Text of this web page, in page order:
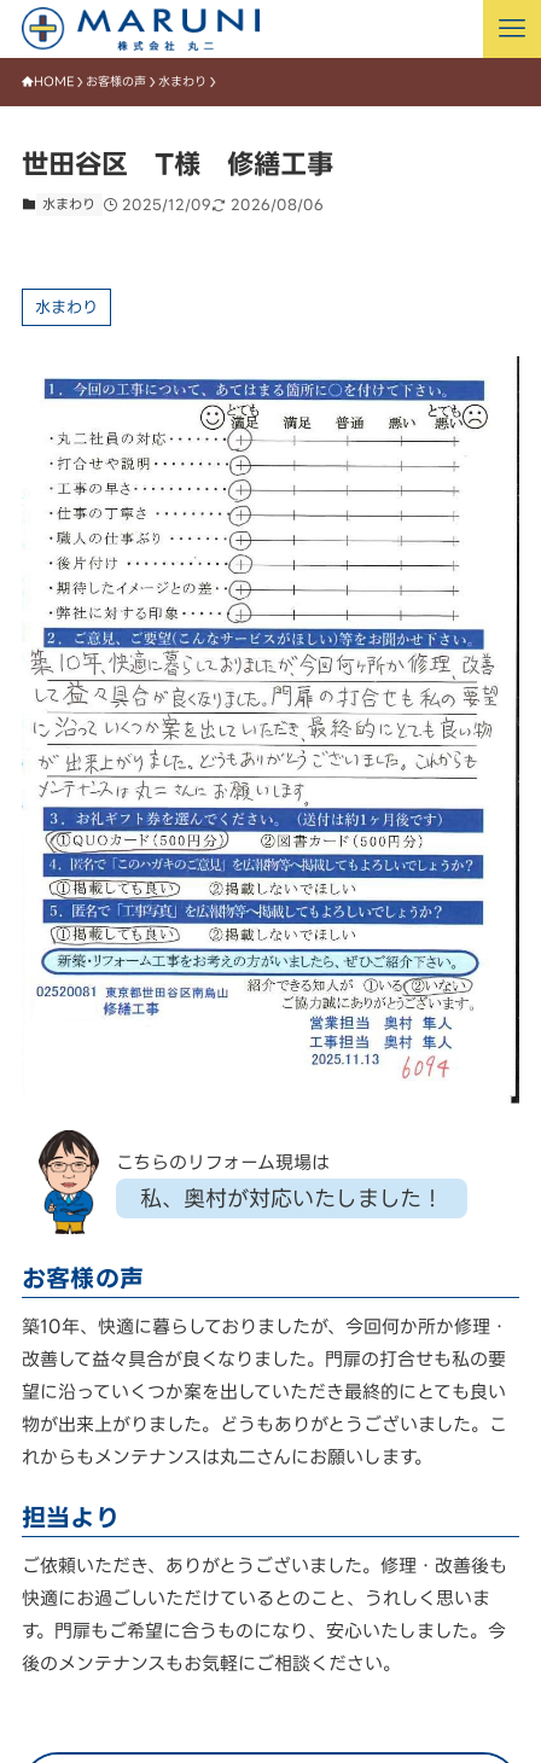
HOME お客様の声 水まわり
世田谷区 T様 修繕工事
水まわり 2025/12/09 2026/08/06
水まわり
こちらのリフォーム現場は
私、奥村が対応いたしました！
お客様の声
築10年、快適に暮らしておりましたが、今回何か所か修理・
改善して益々具合が良くなりました。門扉の打合せも私の要
望に沿っていくつか案を出していただき最終的にとても良い
物が出来上がりました。どうもありがとうございました。こ
れからもメンテナンスは丸二さんにお願いします。
担当より
ご依頼いただき、ありがとうございました。修理・改善後も
快適にお過ごしいただけているとのこと、うれしく思いま
す。門扉もご希望に合うものになり、安心いたしました。今
後のメンテナンスもお気軽にご相談ください。